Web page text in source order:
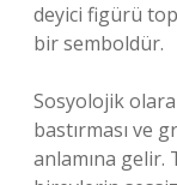
deyici figürü
bir semboldür.
Sosyolojik
bastırması ve
anlamına gelir.